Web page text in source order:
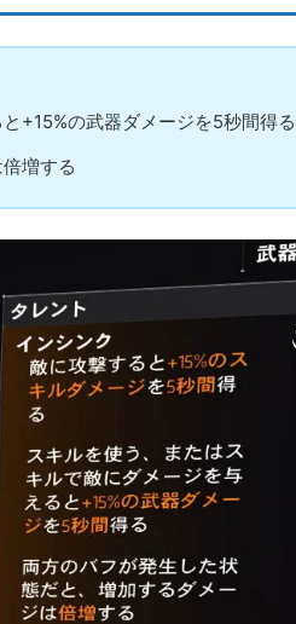
+15%の武器ダメージを5秒間得る
増する